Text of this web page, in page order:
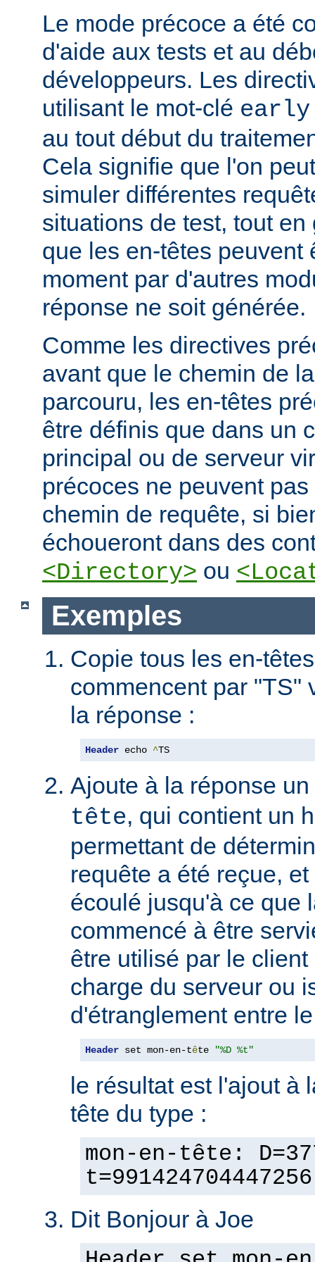
Le mode précoce a été
d'aide aux tests et au
développeurs. Les
utilisant le mot-clé early
au tout début du
Cela signifie que l'on
simuler différentes
situations de test, tout
que les en-têtes peuvent
moment par d'autres
réponse ne soit générée.
Comme les directives
avant que le chemin de
parcouru, les en-têtes
être définis que dans un
principal ou de serveur
précoces ne peuvent
chemin de requête, si
échoueront dans des
<Directory> ou
Exemples
Copie tous les en-
commencent par "TS"
la réponse :
Header echo ^TS
Ajoute à la réponse
tête, qui contient un
permettant de
requête a été reçue,
écoulé jusqu'à ce que
commencé à être
être utilisé par le
charge du serveur ou
d'étranglement entre
Header set mon-en-tête "%D %t"
le résultat est l'ajout à
tête du type :
mon-en-tête:
t=991424704447256
Dit Bonjour à Joe